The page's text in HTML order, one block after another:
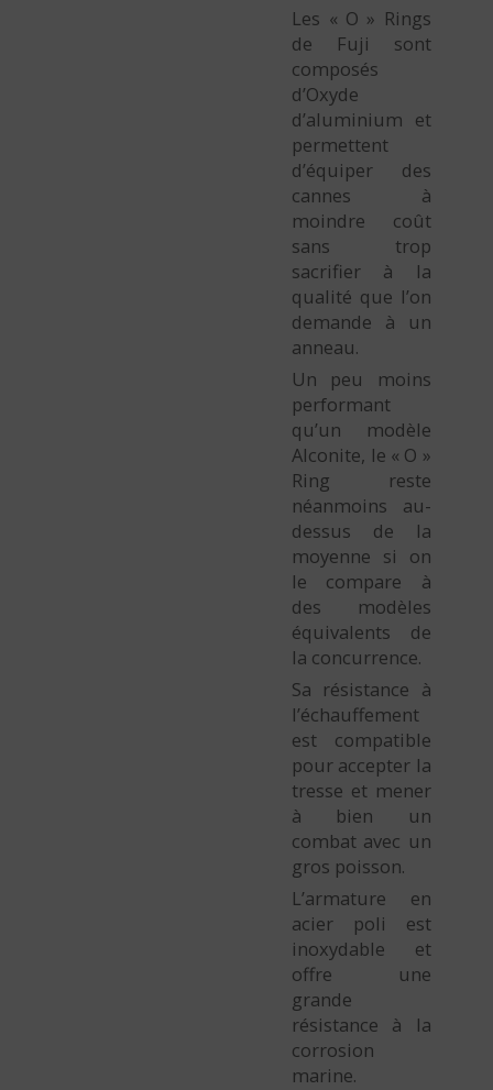
Les « O » Rings
de Fuji sont
composés
d’Oxyde
d’aluminium et
permettent
d’équiper des
cannes à
moindre coût
sans trop
sacrifier à la
qualité que l’on
demande à un
anneau.
Un peu moins
performant
qu’un modèle
Alconite, le « O »
Ring reste
néanmoins au-
dessus de la
moyenne si on
le compare à
des modèles
équivalents de
la concurrence.
Sa résistance à
l’échauffement
est compatible
pour accepter la
tresse et mener
à bien un
combat avec un
gros poisson.
L’armature en
acier poli est
inoxydable et
offre une
grande
résistance à la
corrosion
marine.